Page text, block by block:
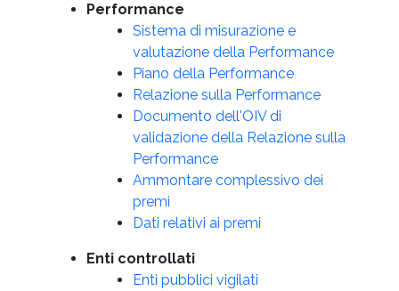
Performance
Sistema di misurazione e
valutazione della Performance
Piano della Performance
Relazione sulla Performance
Documento dell'OIV di
validazione della Relazione sulla
Performance
Ammontare complessivo dei
premi
Dati relativi ai premi
Enti controllati
Enti pubblici vigilati